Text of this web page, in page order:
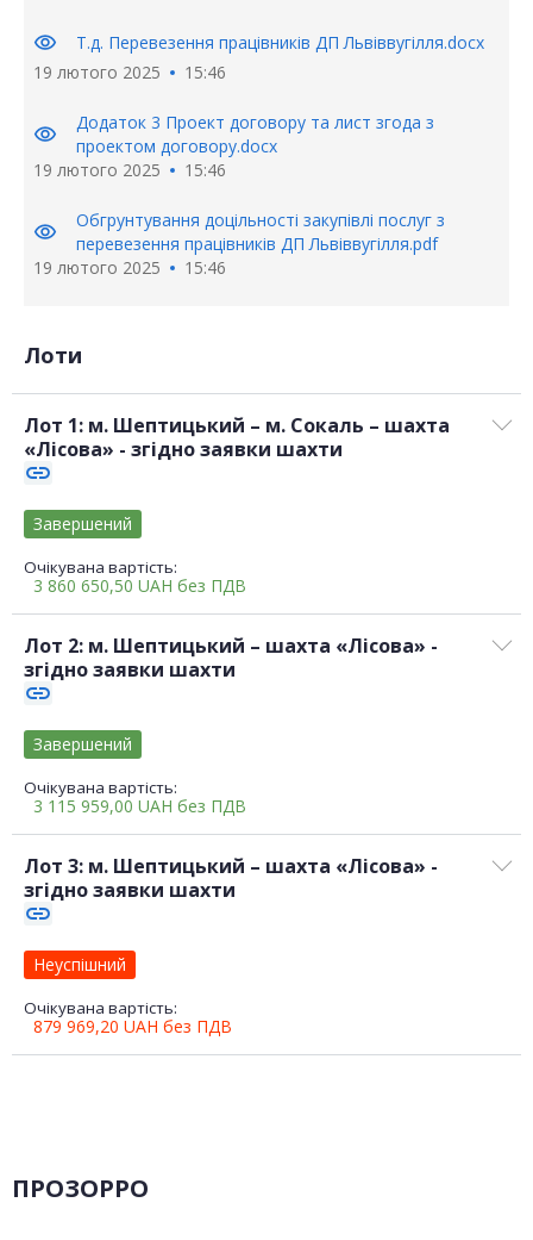
visibility
Т.д. Перевезення працівників ДП Львіввугілля.docx
19 лютого 2025
15:46
visibility
Додаток 3 Проект договору та лист згода з
проектом договору.docx
19 лютого 2025
15:46
visibility
Обгрунтування доцільності закупівлі послуг з
перевезення працівників ДП Львіввугілля.pdf
19 лютого 2025
15:46
Лоти
Лот 1: м. Шептицький – м. Сокаль – шахта
«Лісова» - згідно заявки шахти
link
Очікувана вартість:
3 860 650,50 UAH без ПДВ
Завершений
Лот 2: м. Шептицький – шахта «Лісова» -
згідно заявки шахти
link
Очікувана вартість:
3 115 959,00 UAH без ПДВ
Завершений
Лот 3: м. Шептицький – шахта «Лісова» -
згідно заявки шахти
link
Очікувана вартість:
879 969,20 UAH без ПДВ
Неуспішний
ПРОЗОРРО